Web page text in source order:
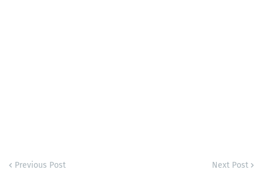
Previous Post Next Post